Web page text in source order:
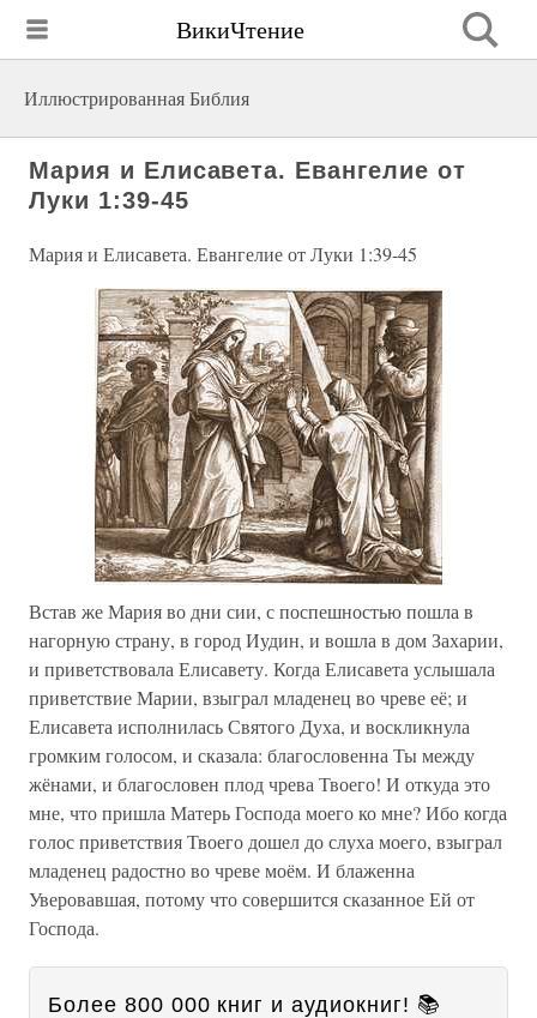
ВикиЧтение
Иллюстрированная Библия
Мария и Елисавета. Евангелие от
Луки 1:39-45
Мария и Елисавета. Евангелие от Луки 1:39-45
Встав же Мария во дни сии, с поспешностью пошла в
нагорную страну, в город Иудин, и вошла в дом Захарии,
и приветствовала Елисавету. Когда Елисавета услышала
приветствие Марии, взыграл младенец во чреве её; и
Елисавета исполнилась Святого Духа, и воскликнула
громким голосом, и сказала: благословенна Ты между
жёнами, и благословен плод чрева Твоего! И откуда это
мне, что пришла Матерь Господа моего ко мне? Ибо когда
голос приветствия Твоего дошел до слуха моего, взыграл
младенец радостно во чреве моём. И блаженна
Уверовавшая, потому что совершится сказанное Ей от
Господа.
Более 800 000 книг и аудиокниг! 📚